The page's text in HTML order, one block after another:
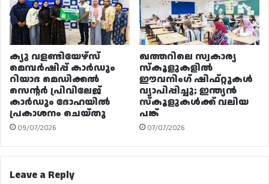
ക്യു വളണ്ടിയേഴ്‌സ്
മെമ്പർഷിപ്പ് കാർഡും
റിയാദ മെഡിക്കൽ
സെന്റർ പ്രിവിലേജ്
കാർഡും ദോഹയിൽ
പ്രകാശനം ചെയ്തു
09/07/2026
ഖത്തറിലെ സ്വകാര്യ
സ്കൂളുകളിൽ
ഈവനിംഗ് ഷിഫ്റ്റുകൾ
വ്യാപിപ്പിച്ചു; ഇന്ത്യൻ
സ്കൂളുകൾക്ക് വലിയ
പങ്ക്
07/07/2026
Leave a Reply